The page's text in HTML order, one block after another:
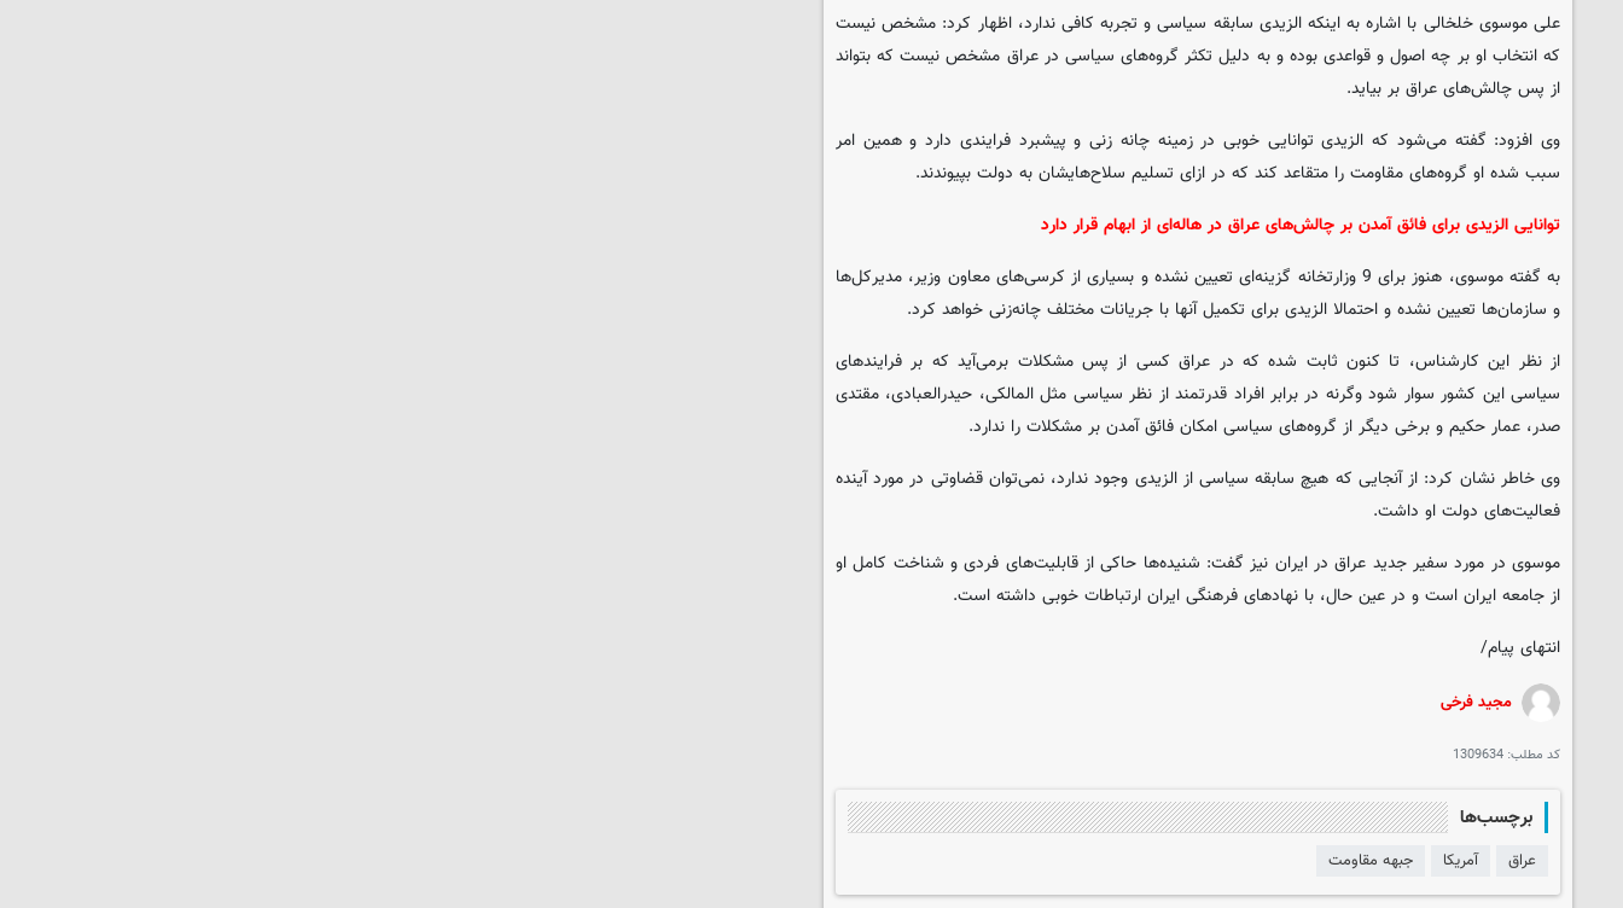
علی موسوی خلخالی با اشاره به اینکه الزیدی سابقه سیاسی و تجربه کافی ندارد، اظهار کرد: مشخص نیست
که انتخاب او بر چه اصول و قواعدی بوده و به دلیل تکثر گروه‌های سیاسی در عراق مشخص نیست که بتواند
از پس چالش‌های عراق بر بیاید.
وی افزود: گفته می‌شود که الزیدی توانایی خوبی در زمینه چانه زنی و پیشبرد فرایندی دارد و همین امر
سبب شده او گروه‌های مقاومت را متقاعد کند که در ازای تسلیم سلاح‌هایشان به دولت بپیوندند.
توانایی الزیدی برای فائق آمدن بر چالش‌های عراق در هاله‌ای از ابهام قرار دارد
به گفته موسوی، هنوز برای 9 وزارتخانه گزینه‌ای تعیین نشده و بسیاری از کرسی‌های معاون وزیر، مدیرکل‌ها
و سازمان‌ها تعیین نشده و احتمالا الزیدی برای تکمیل آنها با جریانات مختلف چانه‌زنی خواهد کرد.
از نظر این کارشناس، تا کنون ثابت شده که در عراق کسی از پس مشکلات برمی‌آید که بر فرایندهای
سیاسی این کشور سوار شود وگرنه در برابر افراد قدرتمند از نظر سیاسی مثل المالکی، حیدرالعبادی، مقتدی
صدر، عمار حکیم و برخی دیگر از گروه‌های سیاسی امکان فائق آمدن بر مشکلات را ندارد.
وی خاطر نشان کرد: از آنجایی که هیچ سابقه سیاسی از الزیدی وجود ندارد، نمی‌توان قضاوتی در مورد آینده
فعالیت‌های دولت او داشت.
موسوی در مورد سفیر جدید عراق در ایران نیز گفت: شنیده‌ها حاکی از قابلیت‌های فردی و شناخت کامل او
از جامعه ایران است و در عین حال، با نهادهای فرهنگی ایران ارتباطات خوبی داشته است.
انتهای پیام/
مجید فرخی
کد مطلب: 1309634
برچسب‌ها
عراق آمریکا جبهه مقاومت